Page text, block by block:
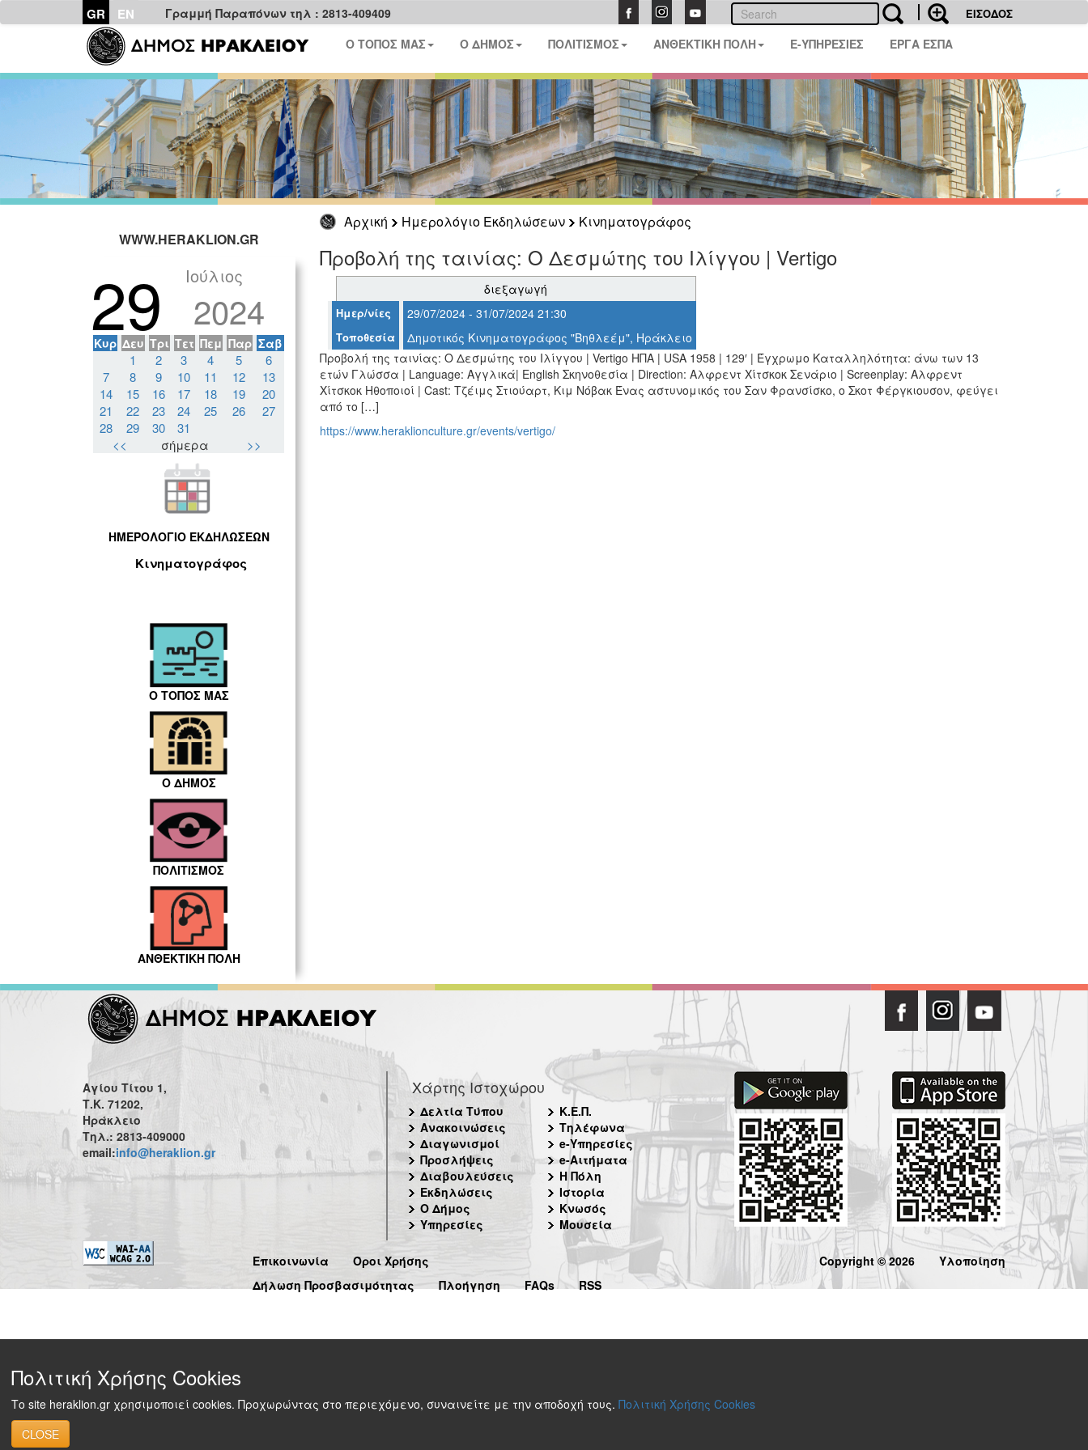
GR EN Γραμμή Παραπόνων τηλ : 2813-409409 ΕΙΣΟΔΟΣ
Ο ΤΟΠΟΣ ΜΑΣ Ο ΔΗΜΟΣ ΠΟΛΙΤΙΣΜΟΣ ΑΝΘΕΚΤΙΚΗ ΠΟΛΗ E-ΥΠΗΡΕΣΙΕΣ ΕΡΓΑ ΕΣΠΑ
Αρχική Ημερολόγιο Εκδηλώσεων
Κινηματογράφος
WWW.HERAKLION.GR
29 Ιούλιος
2024
Κυρ Δευ Τρι Τετ Πεμ Παρ Σαβ
1 2 3 4 5
6
7
8 9 10 11 12
13
14
15 16 17 18 19
20
21
22 23 24 25 26
27
28
29 30
31
<<
σήμερα >>
ΗΜΕΡΟΛΟΓΙΟ ΕΚΔΗΛΩΣΕΩΝ
Κινηματογράφος
Ο ΤΟΠΟΣ ΜΑΣ
Ο ΔΗΜΟΣ
ΠΟΛΙΤΙΣΜΟΣ
ΑΝΘΕΚΤΙΚΗ ΠΟΛΗ
Προβολή της ταινίας: Ο Δεσμώτης του Ιλίγγου | Vertigo
διεξαγωγή
Ημερ/νίες 29/07/2024 - 31/07/2024 21:30
Τοποθεσία
Δημοτικός Κινηματογράφος "Βηθλεέμ", Ηράκλειο
Προβολή της ταινίας: Ο Δεσμώτης του Ιλίγγου | Vertigo ΗΠΑ | USA 1958 | 129′ | Έγχρωμο Καταλληλότητα: άνω των 13
ετών Γλώσσα | Language: Αγγλικά| English Σκηνοθεσία | Direction: Αλφρεντ Χίτσκοκ Σενάριο | Screenplay: Αλφρεντ
Χίτσκοκ Ηθοποιοί | Cast: Τζέιμς Στιούαρτ, Κιμ Νόβακ Ένας αστυνομικός του Σαν Φρανσίσκο, ο Σκοτ Φέργκιουσον, φεύγει
από το […]
https://www.heraklionculture.gr/events/vertigo/
Αγίου Τίτου 1,
Τ.Κ. 71202,
Ηράκλειο
Τηλ.: 2813-409000
email:info@heraklion.gr
Χάρτης Ιστοχώρου
Δελτία Τύπου
Ανακοινώσεις
Διαγωνισμοί
Προσλήψεις
Διαβουλεύσεις
Εκδηλώσεις
Ο Δήμος
Υπηρεσίες
Κ.Ε.Π.
Τηλέφωνα
e-Υπηρεσίες
e-Αιτήματα
Η Πόλη
Ιστορία
Κνωσός
Μουσεία
Επικοινωνία
Όροι Χρήσης
Δήλωση Προσβασιμότητας
Πλοήγηση FAQs RSS
Copyright © 2026 Υλοποίηση
Πολιτική Χρήσης Cookies
Το site heraklion.gr χρησιμοποιεί cookies. Προχωρώντας στο περιεχόμενο, συναινείτε με την αποδοχή τους. Πολιτική Χρήσης Cookies
CLOSE